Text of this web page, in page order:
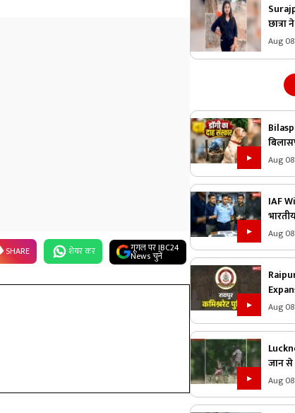
SHARE शेयर कर गूगल पर IBC24
News चुनें
Aug
मौत
तो शुरू
Aug
IAF
किया
Aug
खरोरा
जवान
Aug
जान
काम,
Aug